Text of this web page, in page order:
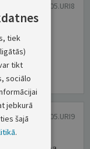
OP 2026/105.URI8
OP 2026/105.URI9
tiek
tikt
sociālo
jebkurā
šajā
.